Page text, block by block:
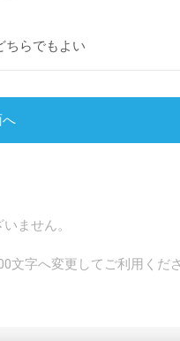
ちらでもよい
ません。
文字へ変更してご利用くだ